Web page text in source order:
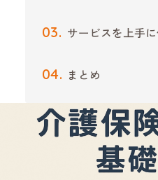
サービスを上手
まとめ